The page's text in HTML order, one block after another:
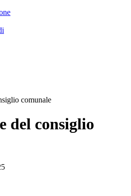
comunale
del consiglio